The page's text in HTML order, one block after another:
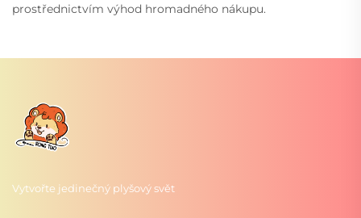
prostřednictvím výhod hromadného nákupu.
Vytvořte jedinečný plyšový svět